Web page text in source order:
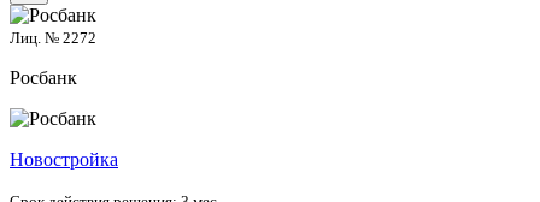
Лиц. № 2272
Росбанк
Новостройка